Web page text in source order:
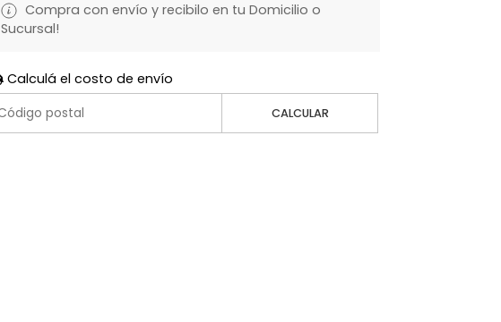
Compra con envío y recibilo en tu Domicilio o
Sucursal!
Calculá el costo de envío
CALCULAR